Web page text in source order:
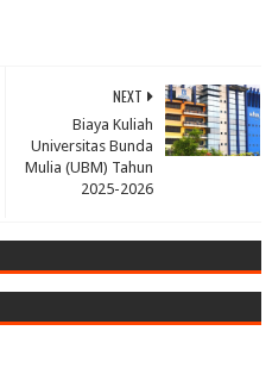
NEXT
Biaya Kuliah
Universitas Bunda
Mulia (UBM) Tahun
2025-2026